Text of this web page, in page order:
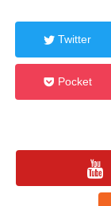
Twitter
Pocket